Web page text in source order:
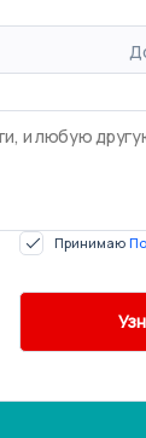
Принимаю